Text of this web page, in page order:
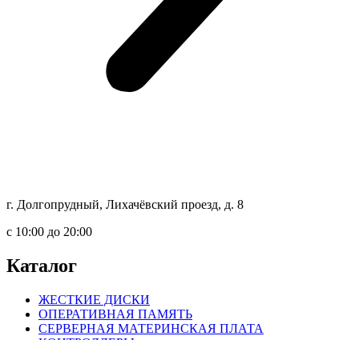
г. Долгопрудный, Лихачёвский проезд, д. 8
c 10:00 до 20:00
Каталог
ЖЕСТКИЕ ДИСКИ
ОПЕРАТИВНАЯ ПАМЯТЬ
СЕРВЕРНАЯ МАТЕРИНСКАЯ ПЛАТА